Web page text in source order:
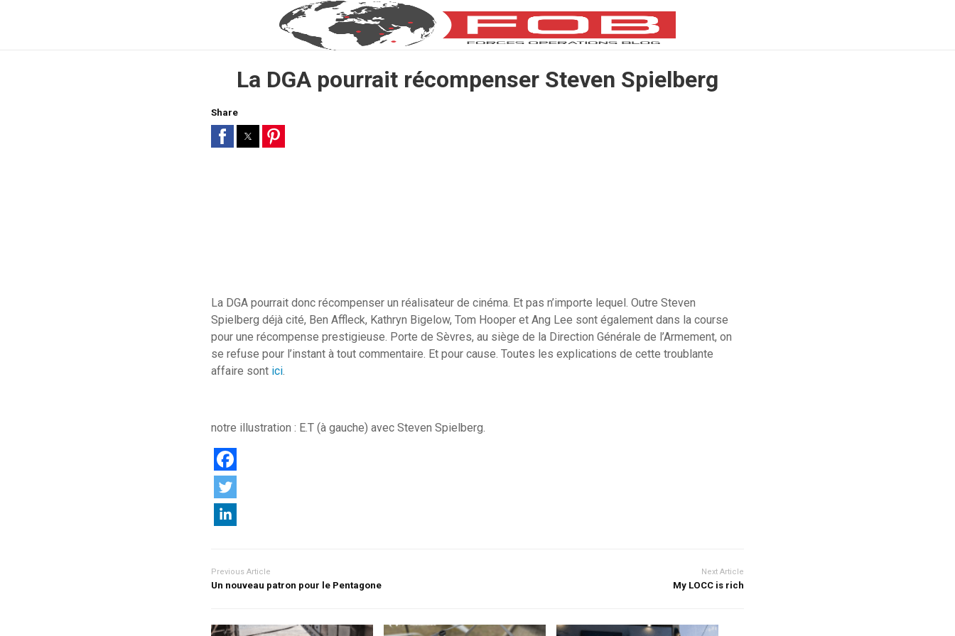
La DGA pourrait récompenser Steven Spielberg
Share
La DGA pourrait donc récompenser un réalisateur de cinéma. Et pas n’importe lequel. Outre Steven
Spielberg déjà cité, Ben Affleck, Kathryn Bigelow, Tom Hooper et Ang Lee sont également dans la course
pour une récompense prestigieuse. Porte de Sèvres, au siège de la Direction Générale de l’Armement, on
se refuse pour l’instant à tout commentaire. Et pour cause. Toutes les explications de cette troublante
affaire sont ici.
notre illustration : E.T (à gauche) avec Steven Spielberg.
Previous Article
Un nouveau patron pour le Pentagone
Next Article
My LOCC is rich